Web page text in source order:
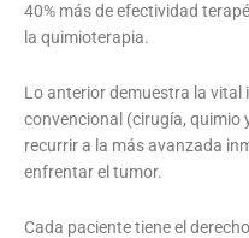
40% más de efectividad
la quimioterapia.
Lo anterior demuestra la
convencional (cirugía,
recurrir a la más avanzada
enfrentar el tumor.
Cada paciente tiene el